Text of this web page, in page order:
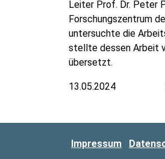
Leiter Prof. Dr. Peter
Forschungszentrum
untersuchte die
stellte dessen Arbeit
übersetzt.
13.05.2024
Impressum